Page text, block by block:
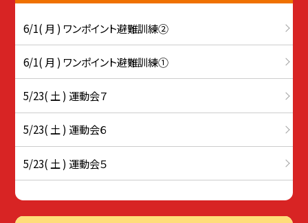
6/1( 月 ) ワンポイント避難訓練②
6/1( 月 ) ワンポイント避難訓練①
5/23( 土 ) 運動会７
5/23( 土 ) 運動会６
5/23( 土 ) 運動会５